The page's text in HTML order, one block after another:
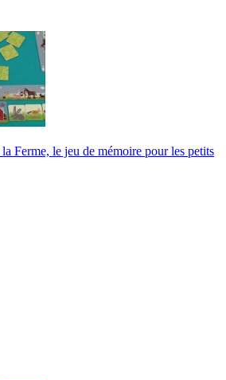
Ferme, le jeu de mémoire pour les petits